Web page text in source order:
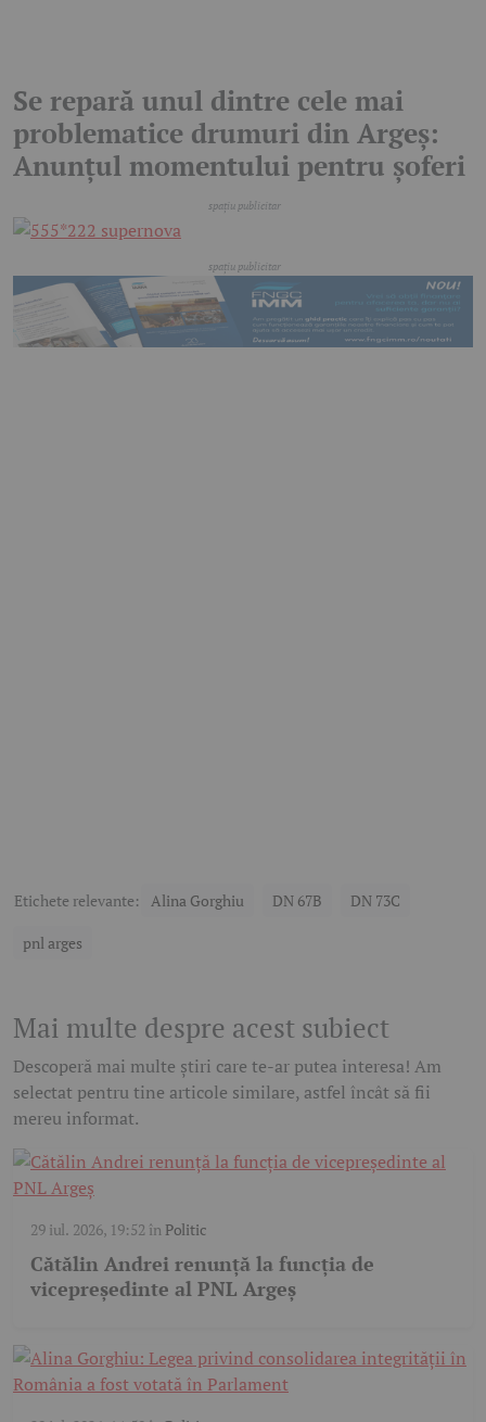
Se repară unul dintre cele mai
problematice drumuri din Argeș:
Anunțul momentului pentru șoferi
Etichete relevante: Alina Gorghiu DN 67B DN 73C
pnl arges
Mai multe despre acest subiect
Descoperă mai multe știri care te-ar putea interesa! Am
selectat pentru tine articole similare, astfel încât să fii
mereu informat.
29 iul. 2026, 19:52 în Politic
Cătălin Andrei renunță la funcția de
vicepreședinte al PNL Argeș